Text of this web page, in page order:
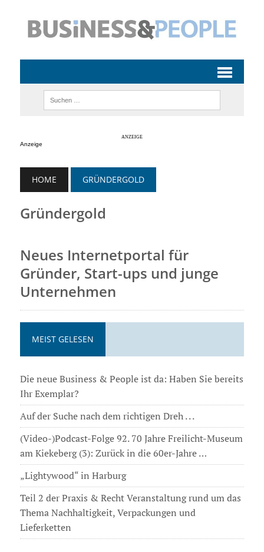
Anzeige
HOME GRÜNDERGOLD
Gründergold
Neues Internetportal für
Gründer, Start-ups und junge
Unternehmen
MEIST GELESEN
Die neue Business & People ist da: Haben Sie bereits
Ihr Exemplar?
Auf der Suche nach dem richtigen Dreh . . .
(Video-)Podcast-Folge 92. 70 Jahre Freilicht-Museum
am Kiekeberg (3): Zurück in die 60er-Jahre …
„Lightywood“ in Harburg
Teil 2 der Praxis & Recht Veranstaltung rund um das
Thema Nachhaltigkeit, Verpackungen und
Lieferketten